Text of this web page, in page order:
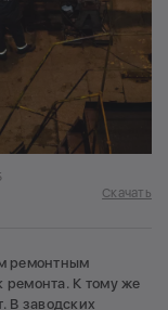
Скачать
ремонтным
ремонта. К тому же
В заводских